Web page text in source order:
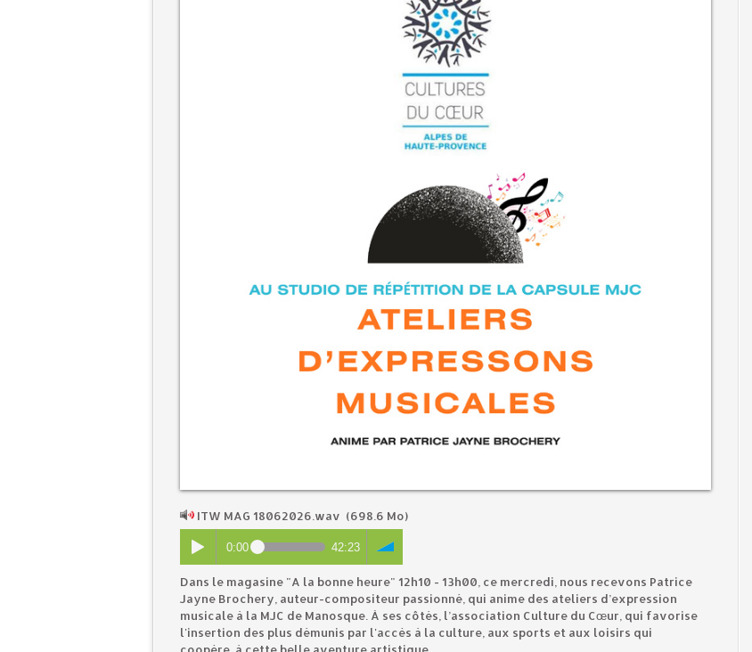
ITW MAG 18062026.wav (698.6 Mo)
0:00 42:23
Dans le magasine "A la bonne heure" 12h10 - 13h00, ce mercredi, nous recevons Patrice
Jayne Brochery, auteur-compositeur passionné, qui anime des ateliers d’expression
musicale à la MJC de Manosque. À ses côtés, l’association Culture du Cœur, qui favorise
l'insertion des plus démunis par l'accès à la culture, aux sports et aux loisirs qui